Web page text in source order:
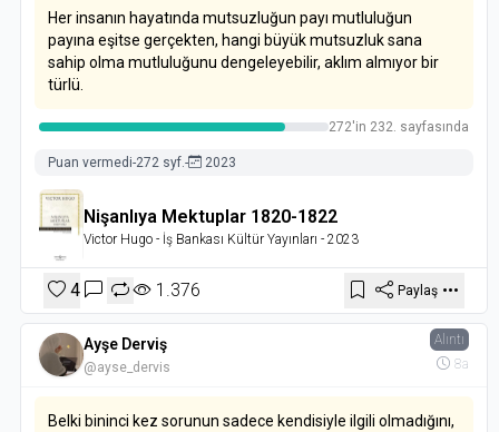
Her insanın hayatında mutsuzluğun payı mutluluğun
payına eşitse gerçekten, hangi büyük mutsuzluk sana
sahip olma mutluluğunu dengeleyebilir, aklım almıyor bir
türlü.
272'in 232. sayfasında
Puan vermedi-272 syf.- 2023
Nişanlıya Mektuplar 1820-1822
Victor Hugo - İş Bankası Kültür Yayınları - 2023
4 1.376 Paylaş
Ayşe Derviş
@ayse_dervis
Alıntı
8a
Belki bininci kez sorunun sadece kendisiyle ilgili olmadığını,